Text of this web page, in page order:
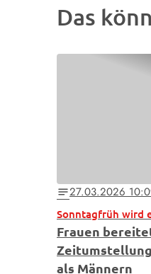
Das
notes27.03.2026
Frauen
als Männern